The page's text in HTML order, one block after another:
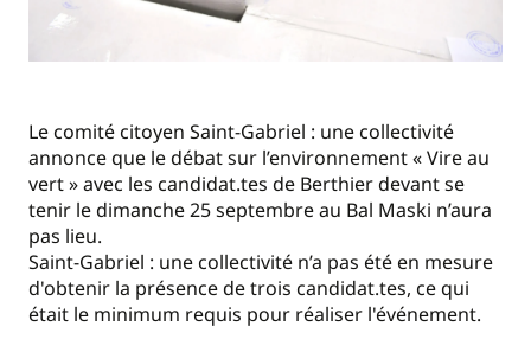
Le comité citoyen Saint-Gabriel : une collectivité
annonce que le débat sur l’environnement « Vire au
vert » avec les candidat.tes de Berthier devant se
tenir le dimanche 25 septembre au Bal Maski n’aura
pas lieu.
Saint-Gabriel : une collectivité n’a pas été en mesure
d'obtenir la présence de trois candidat.tes, ce qui
était le minimum requis pour réaliser l'événement.